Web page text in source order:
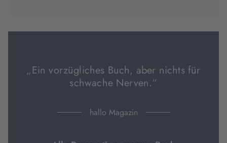
Tab
„Ein vorzügliches Buch, aber nichts für
schwache Nerven.“
hallo Magazin